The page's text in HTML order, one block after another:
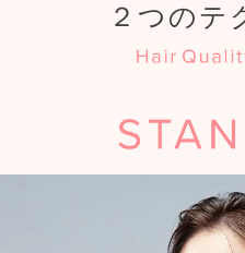
２つのテ